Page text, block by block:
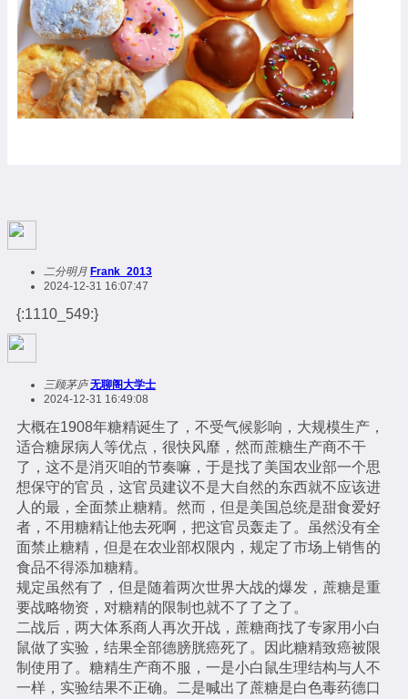
二分明月 Frank_2013
2024-12-31 16:07:47
{:1110_549:}
三顾茅庐 无聊阁大学士
2024-12-31 16:49:08
大概在1908年糖精诞生了，不受气候影响，大规模生产，
适合糖尿病人等优点，很快风靡，然而蔗糖生产商不干
了，这不是消灭咱的节奏嘛，于是找了美国农业部一个思
想保守的官员，这官员建议不是大自然的东西就不应该进
人的最，全面禁止糖精。然而，但是美国总统是甜食爱好
者，不用糖精让他去死啊，把这官员轰走了。虽然没有全
面禁止糖精，但是在农业部权限内，规定了市场上销售的
食品不得添加糖精。
规定虽然有了，但是随着两次世界大战的爆发，蔗糖是重
要战略物资，对糖精的限制也就不了了之了。
二战后，两大体系商人再次开战，蔗糖商找了专家用小白
鼠做了实验，结果全部德膀胱癌死了。因此糖精致癌被限
制使用了。糖精生产商不服，一是小白鼠生理结构与人不
一样，实验结果不正确。二是喊出了蔗糖是白色毒药德口